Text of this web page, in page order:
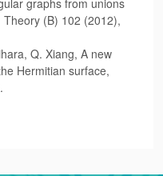
graphs from unions
(B) 102 (2012),
Q. Xiang, A new
Hermitian surface,